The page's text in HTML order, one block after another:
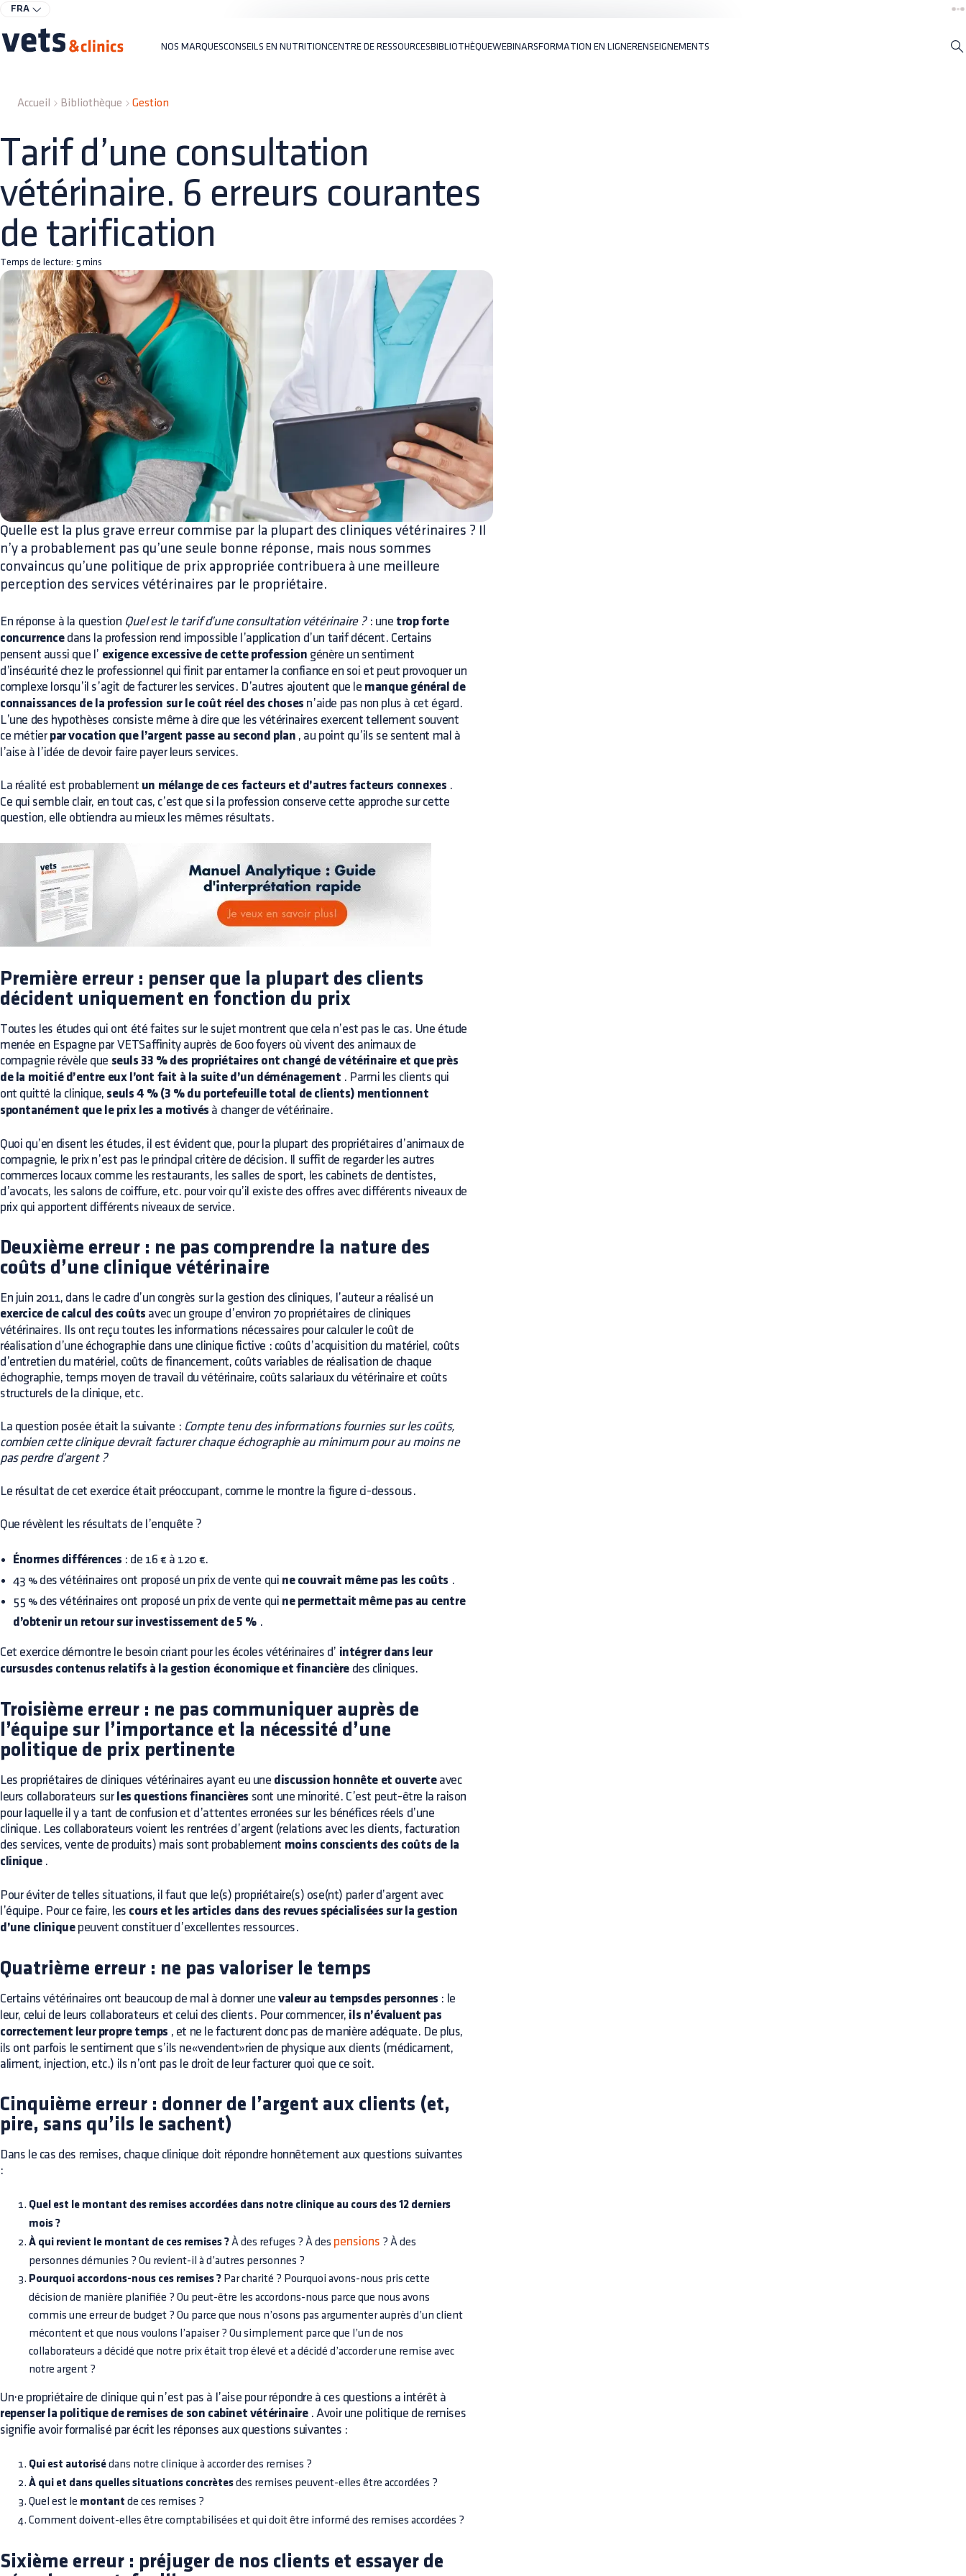
FRA
NOS MARQUESCONSEILS EN NUTRITIONCENTRE DE RESSOURCESBIBLIOTHÈQUEWEBINARSFORMATION EN LIGNERENSEIGNEMENTS
Accueil Bibliothèque Gestion
Tarif d’une consultation
vétérinaire. 6 erreurs courantes
de tarification
Temps de lecture: 5 mins
Quelle est la plus grave erreur commise par la plupart des cliniques vétérinaires ? Il
n’y a probablement pas qu’une seule bonne réponse, mais nous sommes
convaincus qu’une politique de prix appropriée contribuera à une meilleure
perception des services vétérinaires par le propriétaire.
En réponse à la question Quel est le tarif d’une consultation vétérinaire ?: une trop forte
concurrencedans la profession rend impossible l’application d’un tarif décent. Certains
pensent aussi que l’ exigence excessive de cette profession génère un sentiment
d’insécurité chez le professionnel qui finit par entamer la confiance en soi et peut provoquer un
complexe lorsqu’il s’agit de facturer les services. D’autres ajoutent que le manque général de
connaissances de la profession sur le coût réel des choses n’aide pas non plus à cet égard.
L’une des hypothèses consiste même à dire que les vétérinaires exercent tellement souvent
ce métier par vocation que l’argent passe au second plan , au point qu’ils se sentent mal à
l’aise à l’idée de devoir faire payer leurs services.
La réalité est probablement un mélange de ces facteurs et d’autres facteurs connexes .
Ce qui semble clair, en tout cas, c’est que si la profession conserve cette approche sur cette
question, elle obtiendra au mieux les mêmes résultats.
Première erreur : penser que la plupart des clients
décident uniquement en fonction du prix
Toutes les études qui ont été faites sur le sujet montrent que cela n’est pas le cas. Une étude
menée en Espagne par VETSaffinity auprès de 600 foyers où vivent des animaux de
compagnie révèle que seuls 33 % des propriétaires ont changé de vétérinaire et que près
de la moitié d’entre eux l’ont fait à la suite d’un déménagement . Parmi les clients qui
ont quitté la clinique, seuls 4 % (3 % du portefeuille total de clients) mentionnent
spontanément que le prix les a motivés à changer de vétérinaire.
Quoi qu’en disent les études, il est évident que, pour la plupart des propriétaires d’animaux de
compagnie, le prix n’est pas le principal critère de décision. Il suffit de regarder les autres
commerces locaux comme les restaurants, les salles de sport, les cabinets de dentistes,
d’avocats, les salons de coiffure, etc. pour voir qu’il existe des offres avec différents niveaux de
prix qui apportent différents niveaux de service.
Deuxième erreur : ne pas comprendre la nature des
coûts d’une clinique vétérinaire
En juin 2011, dans le cadre d’un congrès sur la gestion des cliniques, l’auteur a réalisé un
exercice de calcul des coûts avec un groupe d’environ 70 propriétaires de cliniques
vétérinaires. Ils ont reçu toutes les informations nécessaires pour calculer le coût de
réalisation d’une échographie dans une clinique fictive : coûts d’acquisition du matériel, coûts
d’entretien du matériel, coûts de financement, coûts variables de réalisation de chaque
échographie, temps moyen de travail du vétérinaire, coûts salariaux du vétérinaire et coûts
structurels de la clinique, etc.
La question posée était la suivante : Compte tenu des informations fournies sur les coûts,
combien cette clinique devrait facturer chaque échographie au minimum pour au moins ne
pas perdre d’argent ?
Le résultat de cet exercice était préoccupant, comme le montre la figure ci-dessous.
Que révèlent les résultats de l’enquête ?
Énormes différences : de 16 € à 120 €.
43 % des vétérinaires ont proposé un prix de vente qui ne couvrait même pas les coûts .
55 % des vétérinaires ont proposé un prix de vente qui ne permettait même pas au centre
d’obtenir un retour sur investissement de 5 % .
Cet exercice démontre le besoin criant pour les écoles vétérinaires d’ intégrer dans leur
cursusdes contenus relatifs à la gestion économique et financière des cliniques.
Troisième erreur : ne pas communiquer auprès de
l’équipe sur l’importance et la nécessité d’une
politique de prix pertinente
Les propriétaires de cliniques vétérinaires ayant eu une discussion honnête et ouverteavec
leurs collaborateurs sur les questions financières sont une minorité. C’est peut-être la raison
pour laquelle il y a tant de confusion et d’attentes erronées sur les bénéfices réels d’une
clinique. Les collaborateurs voient les rentrées d’argent (relations avec les clients, facturation
des services, vente de produits) mais sont probablement moins conscients des coûts de la
clinique.
Pour éviter de telles situations, il faut que le(s) propriétaire(s) ose(nt) parler d’argent avec
l’équipe. Pour ce faire, les cours et les articles dans des revues spécialisées sur la gestion
d’une cliniquepeuvent constituer d’excellentes ressources.
Quatrième erreur : ne pas valoriser le temps
Certains vétérinaires ont beaucoup de mal à donner une valeur au tempsdes personnes : le
leur, celui de leurs collaborateurs et celui des clients. Pour commencer, ils n’évaluent pas
correctement leur propre temps , et ne le facturent donc pas de manière adéquate. De plus,
ils ont parfois le sentiment que s’ils ne«vendent»rien de physique aux clients (médicament,
aliment, injection, etc.) ils n’ont pas le droit de leur facturer quoi que ce soit.
Cinquième erreur : donner de l’argent aux clients (et,
pire, sans qu’ils le sachent)
Dans le cas des remises, chaque clinique doit répondre honnêtement aux questions suivantes
:
Quel est le montant des remises accordées dans notre clinique au cours des 12 derniers
mois ?
À qui revient le montant de ces remises ? À des refuges ? À des pensions ? À des
personnes démunies ? Ou revient-il à d’autres personnes ?
Pourquoi accordons-nous ces remises ? Par charité ? Pourquoi avons-nous pris cette
décision de manière planifiée ? Ou peut-être les accordons-nous parce que nous avons
commis une erreur de budget ? Ou parce que nous n’osons pas argumenter auprès d’un client
mécontent et que nous voulons l’apaiser ? Ou simplement parce que l’un de nos
collaborateurs a décidé que notre prix était trop élevé et a décidé d’accorder une remise avec
notre argent ?
Un·e propriétaire de clinique qui n’est pas à l’aise pour répondre à ces questions a intérêt à
repenser la politique de remises de son cabinet vétérinaire. Avoir une politique de remises
signifie avoir formalisé par écrit les réponses aux questions suivantes :
Qui est autorisé dans notre clinique à accorder des remises ?
À qui et dans quelles situations concrètes des remises peuvent-elles être accordées ?
Quel est le montant de ces remises ?
Comment doivent-elles être comptabilisées et qui doit être informé des remises accordées ?
Sixième erreur : préjuger de nos clients et essayer de